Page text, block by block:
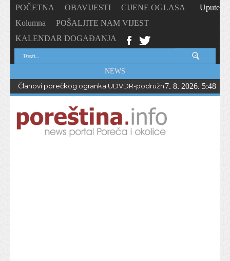
POČETNA OBAVIJESTI
CIJENE OGLASA
Kolumna
POŠALJITE NAM VIJEST
KALENDAR DOGAĐANJA
Upute
NEWS
Članovi porečkog ogranka UDVDR-podružnice Istarske
7. 8. 2026. 5:48